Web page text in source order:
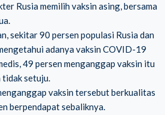
Rusia memilih vaksin asing, bersama
sekitar 90 persen populasi Rusia dan
adanya vaksin COVID-19
49 persen menganggap vaksin itu
tidak setuju.
vaksin tersebut berkualitas
berpendapat sebaliknya.